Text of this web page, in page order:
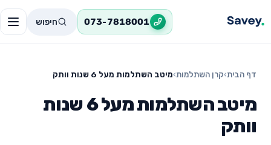
073-7818001 חיפוש
דף הבית›קרן השתלמות›מיטב השתלמות מעל 6 שנות וותק
מיטב השתלמות מעל 6 שנות
וותק